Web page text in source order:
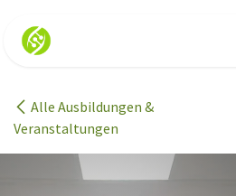
Alle Ausbildungen &
Veranstaltungen